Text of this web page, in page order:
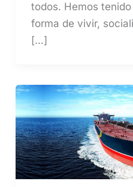
todos. Hemos
forma de vivir,
[…]